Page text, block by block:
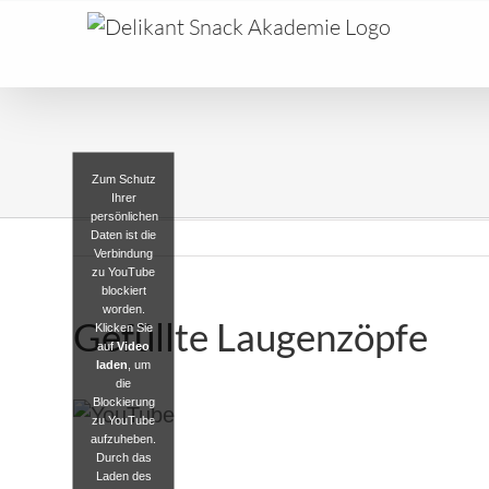
Gefüllte Laugenzöpfe
Zum Schutz
Ihrer
persönlichen
Daten ist die
Verbindung
zu YouTube
blockiert
worden.
Klicken Sie
aufVideo
laden , um
die
Blockierung
zu YouTube
aufzuheben.
Durch das
Laden des